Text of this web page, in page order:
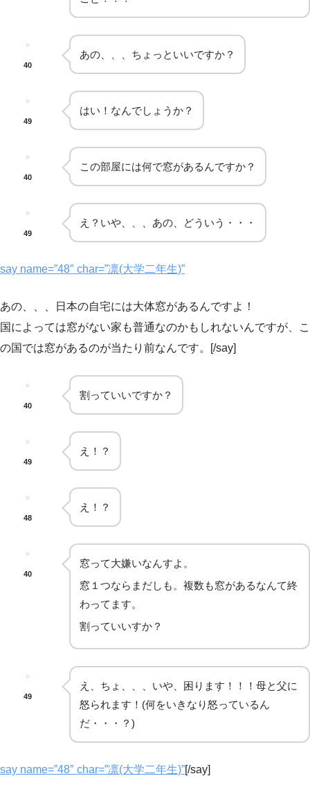
40
あの、、、ちょっといいですか？
49
はい！なんでしょうか？
40
この部屋には何で窓があるんですか？
49
え？いや、、、あの、どういう・・・
say name=”48″ char=”凛(大学二年生)”
あの、、、日本の自宅には大体窓があるんですよ！
国によっては窓がない家も普通なのかもしれないんですが、こ
の国では窓があるのが当たり前なんです。[/say]
40
割っていいですか？
49
え！？
48
え！？
40
窓って大嫌いなんすよ。
窓１つならまだしも。複数も窓があるなんて終
わってます。
割っていいすか？
49
え、ちょ、、、いや、困ります！！！母と父に
怒られます！(何をいきなり怒っているん
だ・・・？)
say name=”48″ char=”凛(大学二年生)”[/say]